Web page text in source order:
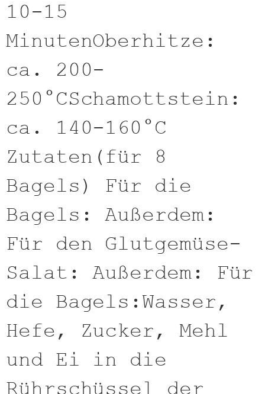
10-15
MinutenOberhitze:
ca. 200-
250°CSchamottstein:
ca. 140-160°C
Zutaten(für 8
Bagels) Für die
Bagels: Außerdem:
Für den Glutgemüse-
Salat: Außerdem: Für
die Bagels:Wasser,
Hefe, Zucker, Mehl
und Ei in die